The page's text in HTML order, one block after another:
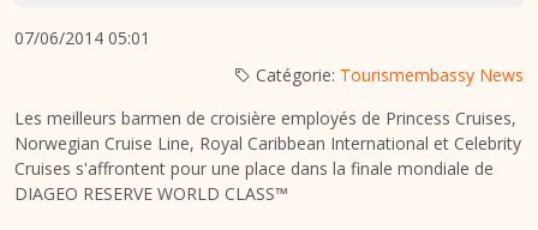
07/06/2014 05:01
Catégorie: Tourismembassy News
Les meilleurs barmen de croisière employés de Princess Cruises,
Norwegian Cruise Line, Royal Caribbean International et Celebrity
Cruises s'affrontent pour une place dans la finale mondiale de
DIAGEO RESERVE WORLD CLASS™